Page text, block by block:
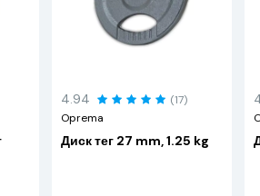
4.94
(17)
Oprema
Диск тег 27 mm, 1.25 kg